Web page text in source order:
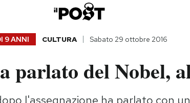
9 ANNI CULTURA Sabato 29 ottobre 2016
parlato del Nobel,